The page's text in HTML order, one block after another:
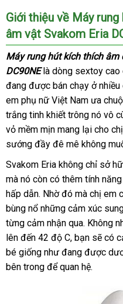
Giới thiệu về Máy
âm vật Svakom Eria
Máy rung hút kích thích âm
DC90NElà dòng sextoy cao
đang lấy
hàng
được bán chạy ở nhiều
em phụ nữ Việt Nam ưa
trắng tinh khiết trông nó vô
vỏ mềm mịn mang lại cho
sướng đầy đê mê không
Svakom Eria không chỉ sở
voucher
mà nó còn có thêm tính
hấp dẫntổng
hợp
. Nhờ đó giảm
giá
mà chị em
bùng nổ shopee
những cảm xúc
từng cảm nhận quachính
hãng
. Không
tận
nơi
lên đến 42 độ Cthông
minh
, bạn dịch
vụ
sẽ có
bé giống như đang voucher
được
bên trong đã
để quan hệ.